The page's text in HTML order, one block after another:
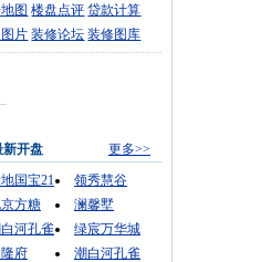
图 楼盘点评 贷款计算
片 装修论坛 装修图库
新开盘
更多>>
国宝21
领秀慧谷
方糖
澜馨墅
河孔雀
绿宸万华城
隆府
潮白河孔雀